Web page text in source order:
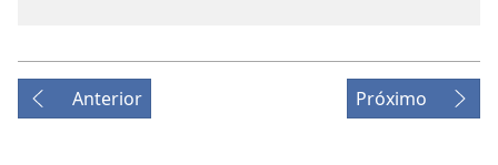
Anterior Próximo